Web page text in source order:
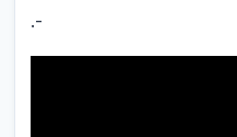
.-